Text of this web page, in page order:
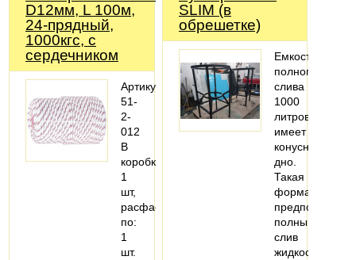
D12мм, L 100м,
24-прядный,
1000кгс, с
сердечником
Артикул:
51-
2-
012
В
коробке:
1
шт,
расфасовано
по:
1
шт.
SLIM (в
обрешетке)
Емкость
полного
слива
1000
литров
имеет
конусное
дно.
Такая
форма
предполагает
полный
слив
жидкости